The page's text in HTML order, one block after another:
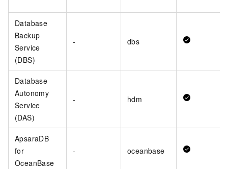
Database
Backup
Service
(DBS)
- dbs
Database
Autonomy
Service
(DAS)
- hdm
ApsaraDB
for
OceanBase
- oceanbase